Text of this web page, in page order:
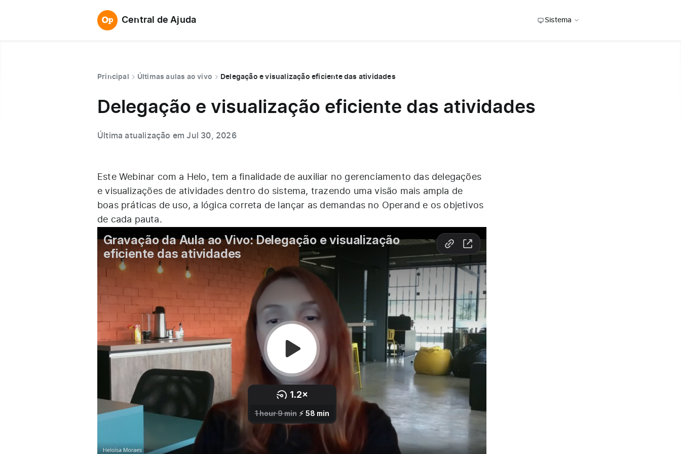
Central de Ajuda Sistema
Principal Últimas aulas ao vivo Delegação e visualização eficiente das atividades
Delegação e visualização eficiente das atividades
Última atualização em Jul 30, 2026
Este Webinar com a Helo, tem a finalidade de auxiliar no gerenciamento das delegações
e visualizações de atividades dentro do sistema, trazendo uma visão mais ampla de
boas práticas de uso, a lógica correta de lançar as demandas no Operand e os objetivos
de cada pauta.